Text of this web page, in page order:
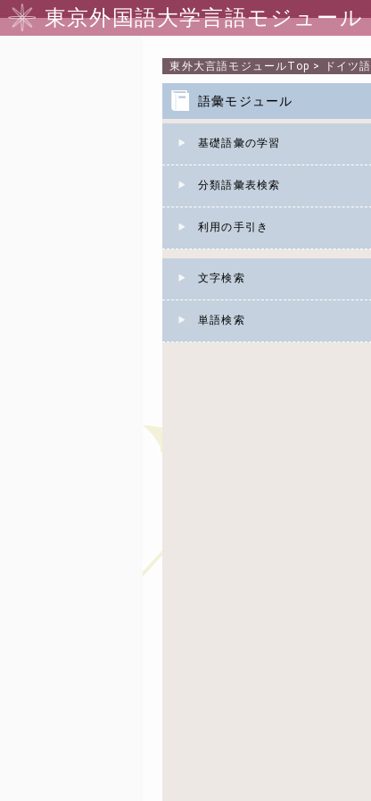
東京外国語大学言語モジュール
東外大言語モジュールTop > ドイツ語
語彙モジュール
基礎語彙の学習
分類語彙表検索
利用の手引き
文字検索
単語検索